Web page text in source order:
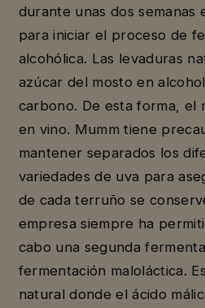
durante unas dos semanas
para iniciar el proceso de
alcohólica. Las levaduras
azúcar del mosto en
carbono. De esta forma, el
en vino. Mumm tiene
mantener separados los
variedades de uva para
de cada terruño se
empresa siempre ha
cabo una segunda
fermentación maloláctica.
natural donde el ácido